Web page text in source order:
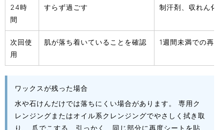
24時
間
すらず過ごす
制汗剤、収れん
次回使
用
肌が落ち着いていることを確認 1週間未満での再
ワックスが残った場合
水や石けんだけでは落ちにくい場合があります。 専用ク
レンジングまたはオイル系クレンジングでやさしく拭き取
り、 爪でこする、引っかく、同じ部分に再度シートを貼